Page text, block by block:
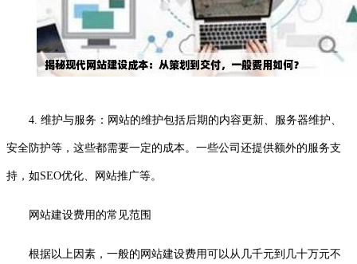
4. 维护与服务：网站的维护包括后期的内容更新、服务器维护、
安全防护等，这些都需要一定的成本。一些公司还提供额外的服务支
持，如SEO优化、网站推广等。
网站建设费用的常见范围
根据以上因素，一般的网站建设费用可以从几千元到几十万元不